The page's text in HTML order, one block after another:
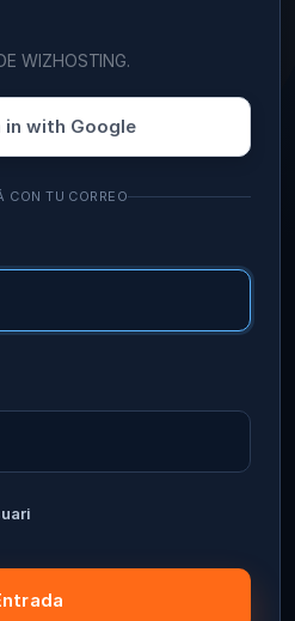
WIZHOSTING.
in with Google
CON TU CORREO